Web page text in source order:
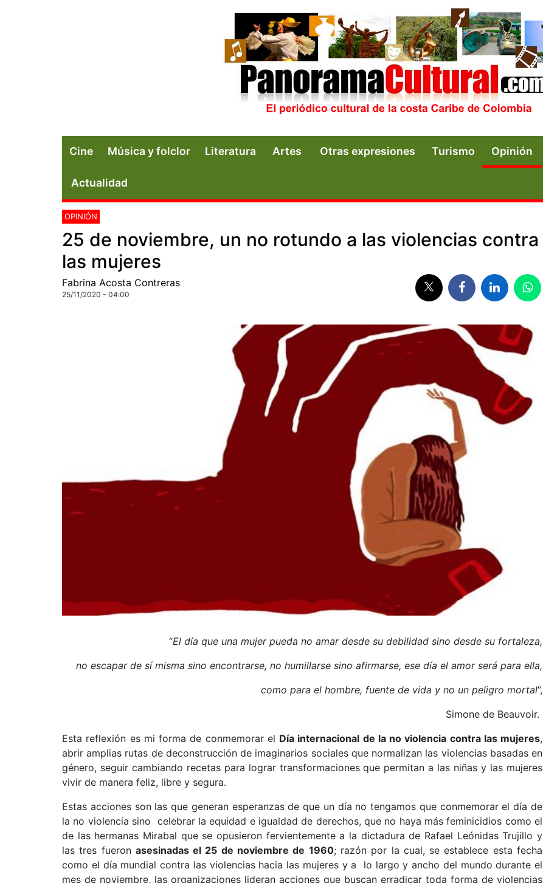
Cine Música y folclor Literatura Artes Otras expresiones Turismo Opinión
Actualidad
OPINIÓN
25 de noviembre, un no rotundo a las violencias contra
las mujeres
Fabrina Acosta Contreras
25/11/2020 - 04:00
“El día que una mujer pueda no amar desde su debilidad sino desde su fortaleza,
no escapar de sí misma sino encontrarse, no humillarse sino afirmarse, ese día el amor será para ella,
como para el hombre, fuente de vida y no un peligro mortal”,
Simone de Beauvoir.
Esta reflexión es mi forma de conmemorar el Día internacional de la no violencia contra las mujeres,
abrir amplias rutas de deconstrucción de imaginarios sociales que normalizan las violencias basadas en
género, seguir cambiando recetas para lograr transformaciones que permitan a las niñas y las mujeres
vivir de manera feliz, libre y segura.
Estas acciones son las que generan esperanzas de que un día no tengamos que conmemorar el día de
la no violencia sino celebrar la equidad e igualdad de derechos, que no haya más feminicidios como el
de las hermanas Mirabal que se opusieron fervientemente a la dictadura de Rafael Leónidas Trujillo y
las tres fueron asesinadas el 25 de noviembre de 1960; razón por la cual, se establece esta fecha
como el día mundial contra las violencias hacia las mujeresy a lo largo y ancho del mundo durante el
mes de noviembre, las organizaciones lideran acciones que buscan erradicar toda forma de violencias